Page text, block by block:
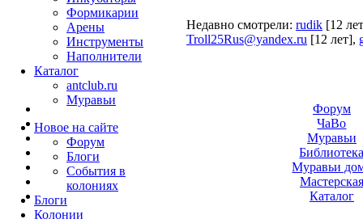
Недавно смотрели: rudik [12
Troll25Rus@yandex.ru [12 лет],
Формикарии
Арены
Инструменты
Наполнители
Каталог
antclub.ru
Муравьи
Новое на сайте
Форум
Блоги
События в
колониях
Блоги
Колонии
Форум
ЧаВо
Муравьи
Муравьи
Мастерская
Каталог